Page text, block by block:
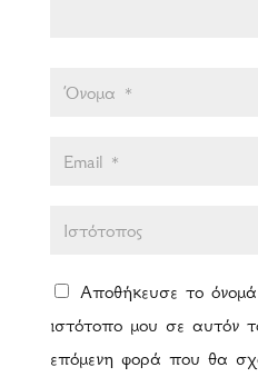
Αποθήκευσε το
ιστότοπο μου σε αυτόν
επόμενη φορά που θα